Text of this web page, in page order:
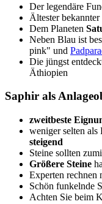
Der legendäre
Ältester
Dem Planeten
Neben Blau ist
pink" und
Die jüngst
Äthiopien
Saphir als
zweitbeste
weniger selten als
steigend
Steine sollten
Größere Steine
Experten rechnen
Schön funkelnde
Achten Sie beim